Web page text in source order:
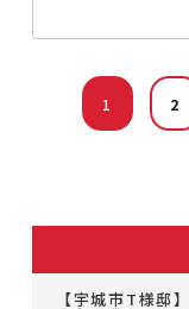
1 2
【宇城市T様邸